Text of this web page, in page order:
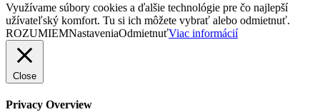
Využívame súbory cookies a ďalšie technológie pre čo najlepší
užívateľský komfort. Tu si ich môžete vybrať alebo odmietnuť.
ROZUMIEMNastaveniaOdmietnuťViac informácií
Close
Privacy Overview